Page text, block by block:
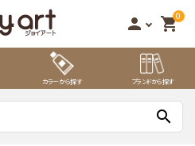
person 0
shopping_cart
カラーから探す ブランドから探す
search